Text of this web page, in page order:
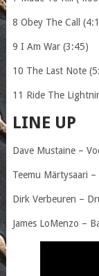
8 Obey The Call
9 I Am War (3:45)
10 The Last Note
11 Ride The
LINE UP
Dave Mustaine –
Teemu Märtysaari
Dirk Verbeuren –
James LoMenzo –